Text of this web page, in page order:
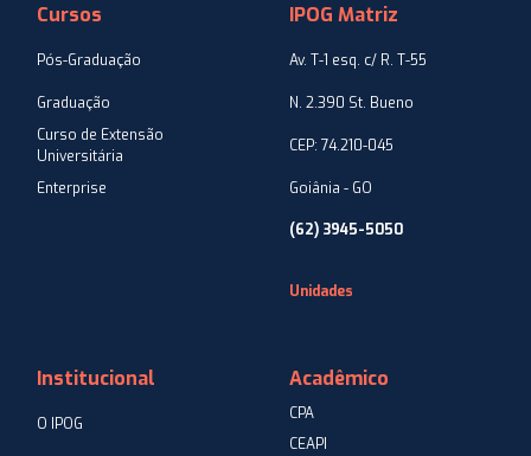
Cursos
Pós-Graduação
Graduação
Curso de Extensão
Universitária
Enterprise
Institucional
O IPOG
Acadêmico
CPA
CEAPI
IPOG Matriz
Av. T-1 esq. c/ R. T-55
N. 2.390 St. Bueno
CEP: 74.210-045
Goiânia - GO
(62) 3945-5050
Unidades